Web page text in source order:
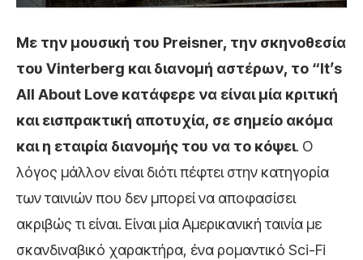
Με την μουσική του Preisner, την σκηνοθεσία
του Vinterberg και διανομή αστέρων, το “It’s
All About Love κατάφερε να είναι μία κριτική
και εισπρακτική αποτυχία, σε σημείο ακόμα
και η εταιρία διανομής του να το κόψει. Ο
λόγος μάλλον είναι διότι πέφτει στην κατηγορία
των ταινιών που δεν μπορεί να αποφασίσει
ακριβώς τι είναι. Είναι μία Αμερικανική ταινία με
σκανδιναβικό χαρακτήρα, ένα ρομαντικό Sci-Fi